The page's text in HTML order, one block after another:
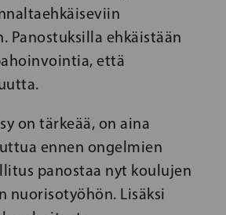
Panostuksilla ehkäistään
että
on tärkeää, on aina
ennen ongelmien
panostaa nyt koulujen
nuorisotyöhön. Lisäksi